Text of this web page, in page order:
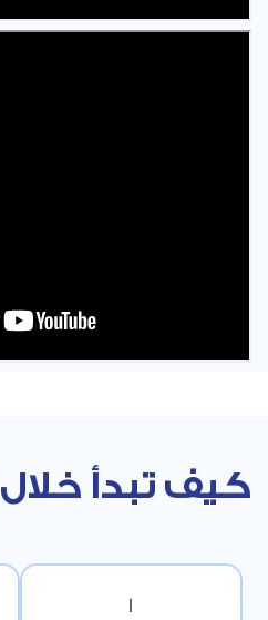
كيف تبدأ خلال 24 ساعة
1